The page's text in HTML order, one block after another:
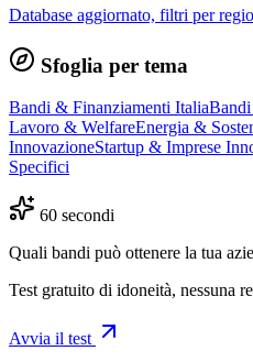
Database aggiornato, filtri per
Sfoglia per tema
Bandi & Finanziamenti Italia
Lavoro & WelfareEnergia &
InnovazioneStartup & Imprese
Specifici
60 secondi
Quali bandi può ottenere la tua
Test gratuito di idoneità, nessuna
Avvia il test